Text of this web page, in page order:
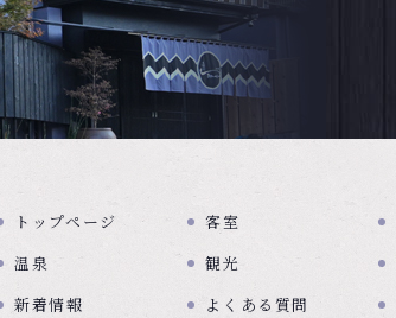
トップページ 客室
温泉
観光
新着情報
よくある質問